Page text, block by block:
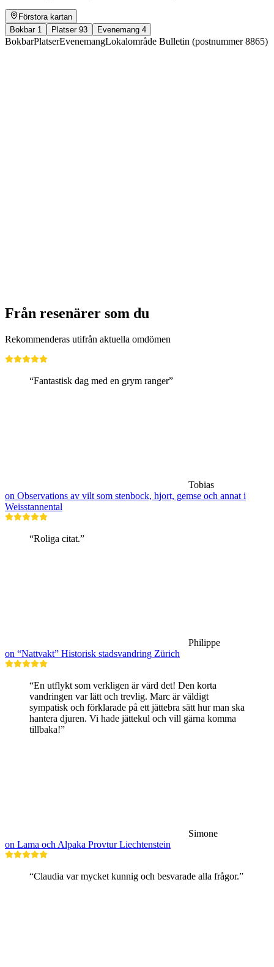
Förstora kartan
Bokbar 1 Platser 93 Evenemang 4
BokbarPlatserEvenemangLokalområde Bulletin (postnummer 8865)
Från resenärer som du
Rekommenderas utifrån aktuella omdömen
“Fantastisk dag med en grym ranger”
Tobias
on Observations av vilt som stenbock, hjort, gemse och annat i
Weisstannental
“Roliga citat.”
Philippe
on “Nattvakt” Historisk stadsvandring Zürich
“En utflykt som verkligen är värd det! Den korta
vandringen var lätt och trevlig. Marc är väldigt
sympatisk och förklarade på ett jättebra sätt hur man ska
hantera djuren. Vi hade jättekul och vill gärna komma
tillbaka!”
Simone
on Lama och Alpaka Provtur Liechtenstein
“Claudia var mycket kunnig och besvarade alla frågor.”